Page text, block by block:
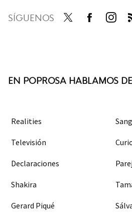
SÍGUENOS
EN POPROSA HABLAMOS
Realities
Televisión
Declaraciones
Shakira
Gerard Piqué